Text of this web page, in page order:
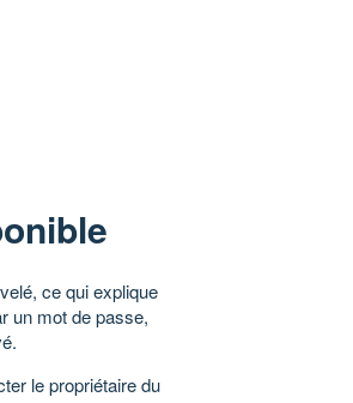
ce qui explique
un mot de passe,
le propriétaire du